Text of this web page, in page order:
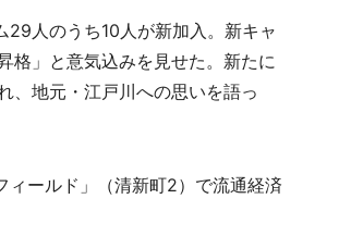
人のうち10人が新加入。新キャ
格」と意気込みを見せた。新たに
、地元・江戸川への思いを語っ
ールド」（清新町2）で流通経済